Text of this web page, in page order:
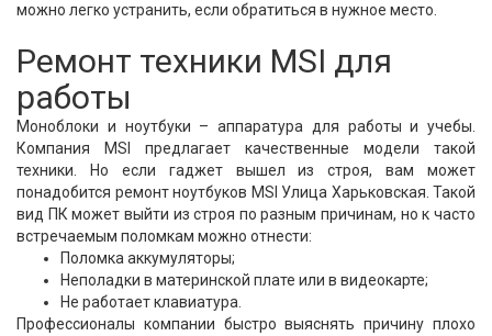
можно легко устранить, если обратиться в нужное место.
Ремонт техники MSI для
работы
Моноблоки и ноутбуки – аппаратура для работы и учебы.
Компания MSI предлагает качественные модели такой
техники. Но если гаджет вышел из строя, вам может
понадобится ремонт ноутбуков MSI Улица Харьковская. Такой
вид ПК может выйти из строя по разным причинам, но к часто
встречаемым поломкам можно отнести:
Поломка аккумуляторы;
Неполадки в материнской плате или в видеокарте;
Не работает клавиатура.
Профессионалы компании быстро выяснять причину плохо